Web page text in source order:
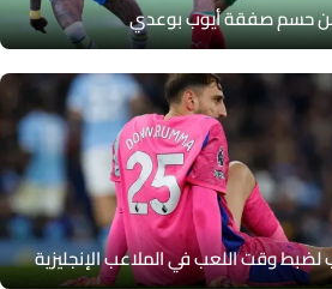
حسم صفقة أيوب بوعدي
وقت اللعب في الملاعب الإنجليزية